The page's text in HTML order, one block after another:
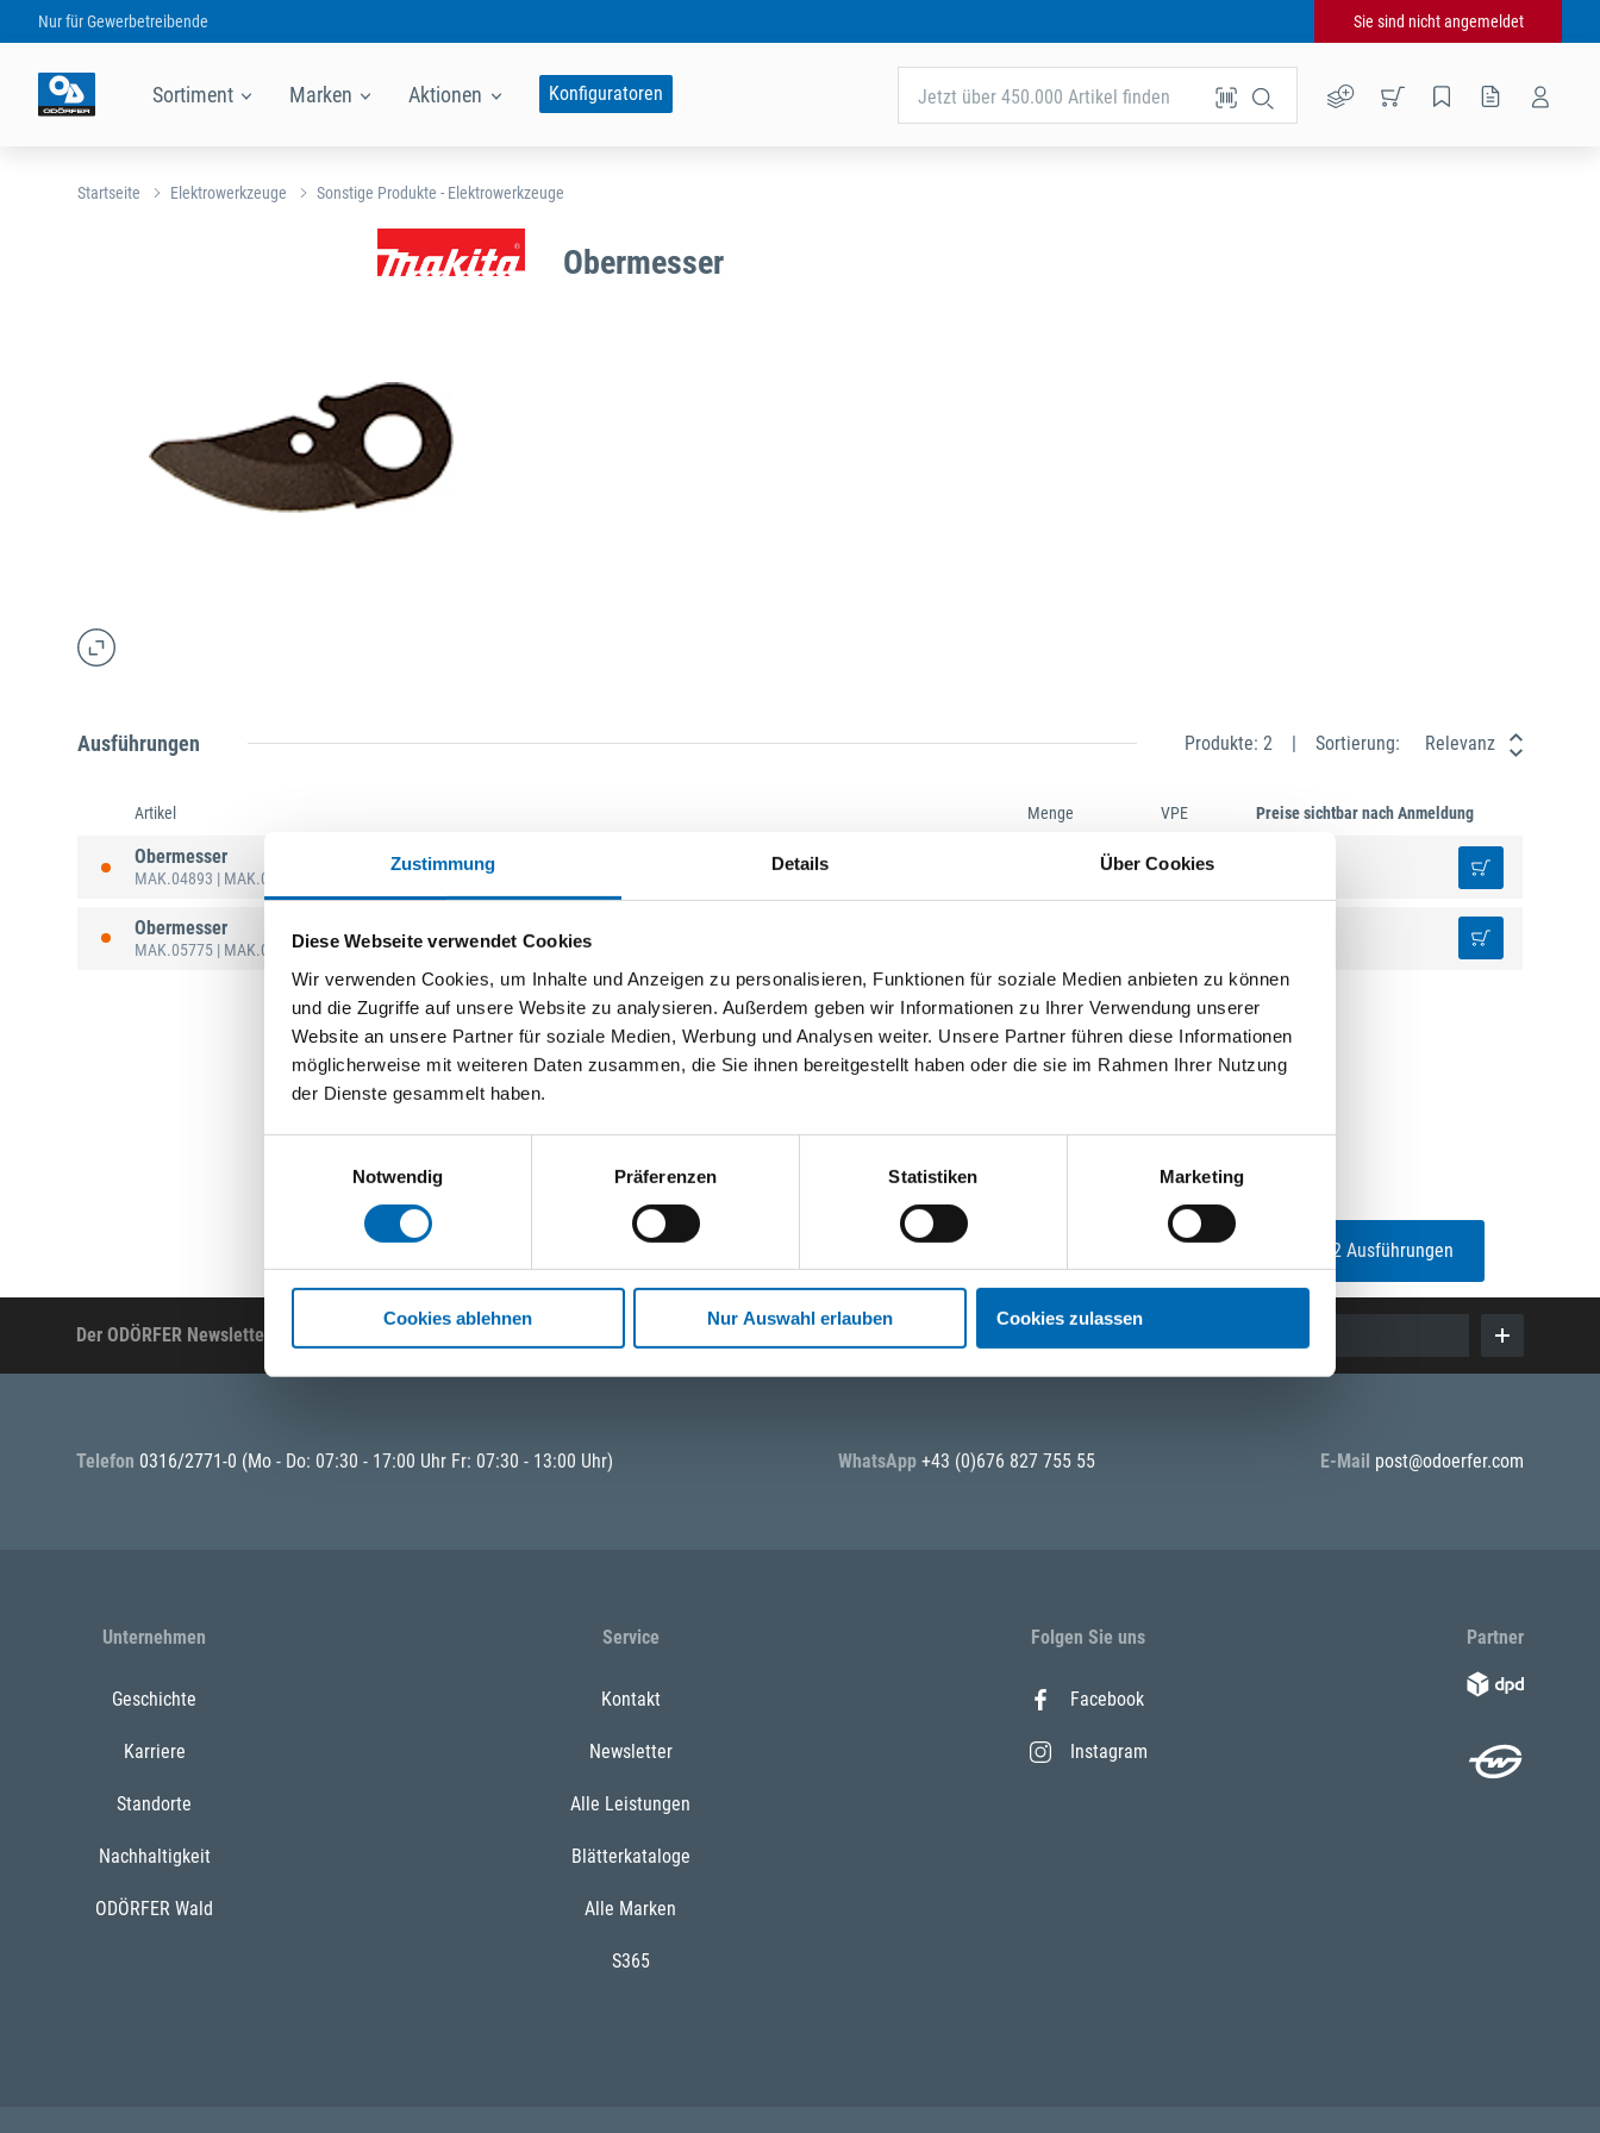
Zustimmung Details Über Cookies
Diese Webseite verwendet Cookies
Wir verwenden Cookies, um Inhalte und Anzeigen zu personalisieren, Funktionen für soziale Medien anbieten zu können
und die Zugriffe auf unsere Website zu analysieren. Außerdem geben wir Informationen zu Ihrer Verwendung unserer
Website an unsere Partner für soziale Medien, Werbung und Analysen weiter. Unsere Partner führen diese Informationen
möglicherweise mit weiteren Daten zusammen, die Sie ihnen bereitgestellt haben oder die sie im Rahmen Ihrer Nutzung
der Dienste gesammelt haben.
Notwendig
Präferenzen Statistiken Marketing
Cookies ablehnen Nur Auswahl erlauben Cookies zulassen
Nur fürGewerbetreibende Sie sind nicht angemeldet
Sortiment Marken Aktionen Konfiguratoren Jetzt über 450.000 Artikel finden
Startseite Elektrowerkzeuge Sonstige Produkte - Elektrowerkzeuge
Obermesser
Ausführungen Produkte: 2 Sortierung: Relevanz
Artikel Menge VPE Preise sichtbar nach Anmeldung
Obermesser
MAK.04893 | MAK.04893
1 St.
Obermesser
MAK.05775 | MAK.05775
2 Ausführungen
Der ODÖRFER Newsletter
Telefon 0316/2771-0 (Mo - Do: 07:30 - 17:00 Uhr Fr: 07:30 - 13:00 Uhr) WhatsApp +43 (0)676 827 755 55 E-Mail post@odoerfer.com
Unternehmen
Geschichte
Karriere
Standorte
Nachhaltigkeit
ODÖRFER Wald
Service
Kontakt
Newsletter
Alle Leistungen
Blätterkataloge
Alle Marken
S365
Folgen Sie uns
Facebook
Instagram
Partner